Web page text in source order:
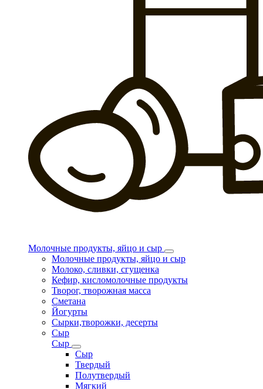
Молочные продукты, яйцо и сыр
Молочные продукты, яйцо и сыр
Молоко, сливки, сгущенка
Кефир, кисломолочные продукты
Творог, творожная масса
Сметана
Йогурты
Сырки,творожки, десерты
Сыр
Сыр
Сыр
Твердый
Полутвердый
Мягкий